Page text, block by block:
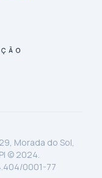
Morada do Sol,
© 2024.
0001-77